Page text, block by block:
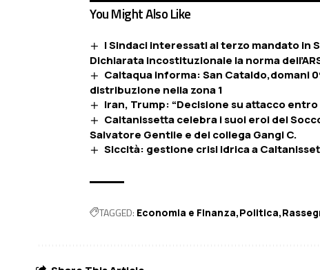
You Might Also Like
I Sindaci interessati al terzo mandato in
Dichiarata incostituzionale la norma
Caltaqua informa: San Cataldo,domani
distribuzione nella zona 1
Iran, Trump: “Decisione su attacco
Caltanissetta celebra i suoi eroi del
Salvatore Gentile e del collega Gangi C.
Siccità: gestione crisi idrica a
TAGGED: Economia e FInanza Politica